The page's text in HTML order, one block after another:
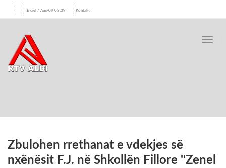
E diel / Aug-09 08:39 Kontakt
Zbulohen rrethanat e vdekjes së
nxënësit F.J. në Shkollën Fillore ''Zenel